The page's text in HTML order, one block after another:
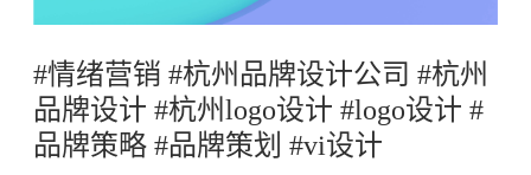
#情绪营销 #杭州品牌设计公司 #杭州
品牌设计 #杭州logo设计 #logo设计 #
品牌策略 #品牌策划 #vi设计